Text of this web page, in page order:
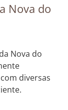
Nova do
Nova do
diversas